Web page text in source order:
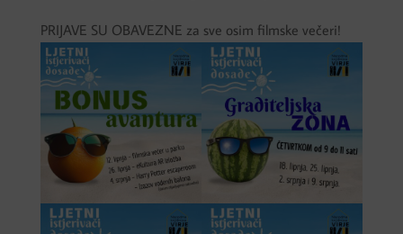
PRIJAVE SU OBAVEZNE za sve osim filmske večeri!